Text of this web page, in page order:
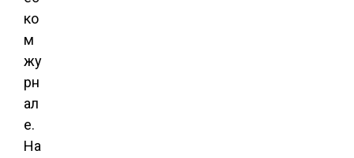
ко
м
жу
рн
ал
е.
На